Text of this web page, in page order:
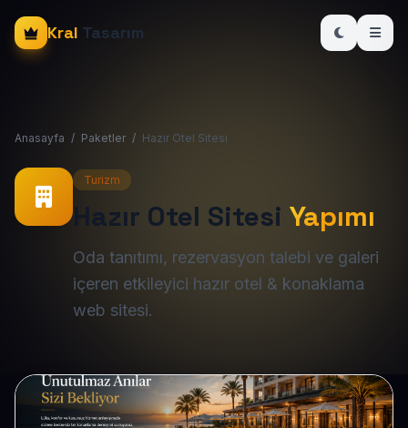
Kral Tasarım
Anasayfa / Paketler / Hazır Otel Sitesi
Turizm
Hazır Otel Sitesi Yapımı
Oda tanıtımı, rezervasyon talebi ve galeri
içeren etkileyici hazır otel & konaklama
web sitesi.